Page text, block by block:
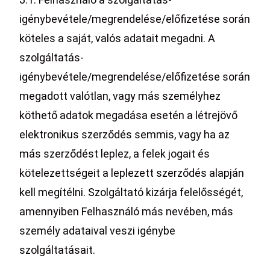
igénybevétele/megrendelése/előfizetése során
köteles a saját, valós adatait megadni. A
szolgáltatás-
igénybevétele/megrendelése/előfizetése során
megadott valótlan, vagy más személyhez
köthető adatok megadása esetén a létrejövő
elektronikus szerződés semmis, vagy ha az
más szerződést leplez, a felek jogait és
kötelezettségeit a leplezett szerződés alapján
kell megítélni. Szolgáltató kizárja felelősségét,
amennyiben Felhasználó más nevében, más
személy adataival veszi igénybe
szolgáltatásait.